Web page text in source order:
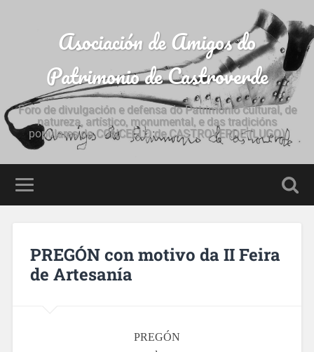
Asociación de Amigos do
Patrimonio de Castroverde
Foro de divulgación e defensa do Patrimonio cultural, de
natureza, artístico, monumental, e das tradicións
populares do CONCELLO de CASTROVERDE (LUGO)
PREGÓN con motivo da II Feira
de Artesanía
PREGÓN